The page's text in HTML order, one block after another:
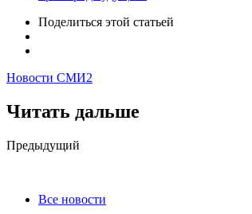
Поделиться этой статьей
Новости СМИ2
Читать дальше
Post
Предыдущий
Все новости